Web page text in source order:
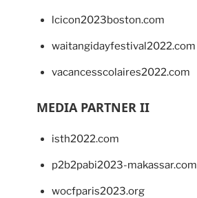
lcicon2023boston.com
waitangidayfestival2022.com
vacancesscolaires2022.com
MEDIA PARTNER II
isth2022.com
p2b2pabi2023-makassar.com
wocfparis2023.org